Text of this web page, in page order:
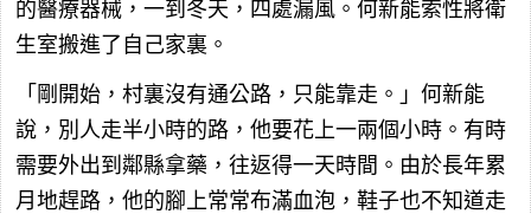
的醫療器械，一到冬天，四處漏風。何新能索性將衛
生室搬進了自己家裏。
「剛開始，村裏沒有通公路，只能靠走。」何新能
說，別人走半小時的路，他要花上一兩個小時。有時
需要外出到鄰縣拿藥，往返得一天時間。由於長年累
月地趕路，他的腳上常常布滿血泡，鞋子也不知道走